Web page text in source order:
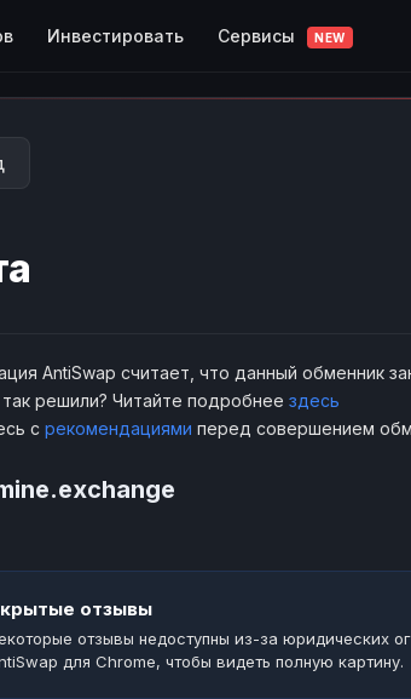
Инвестировать Сервисы NEW
AntiSwap считает, что данный обменник
решили? Читайте подробнее здесь
с рекомендациями перед совершением
отзывы
отзывы недоступны из-за юридических
для Chrome, чтобы видеть полную картину.